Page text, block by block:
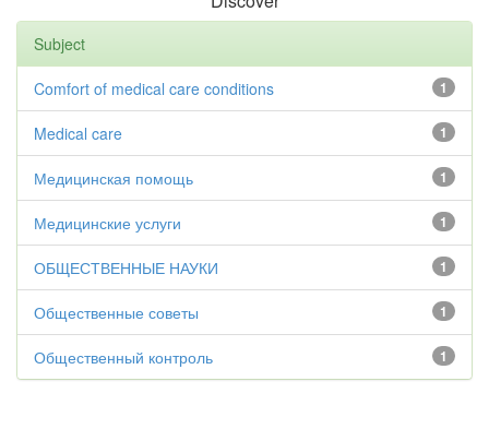
Subject
1
Comfort of medical care conditions
1
Medical care
1
Медицинская помощь
1
Медицинские услуги
1
ОБЩЕСТВЕННЫЕ НАУКИ
1
Общественные советы
1
Общественный контроль